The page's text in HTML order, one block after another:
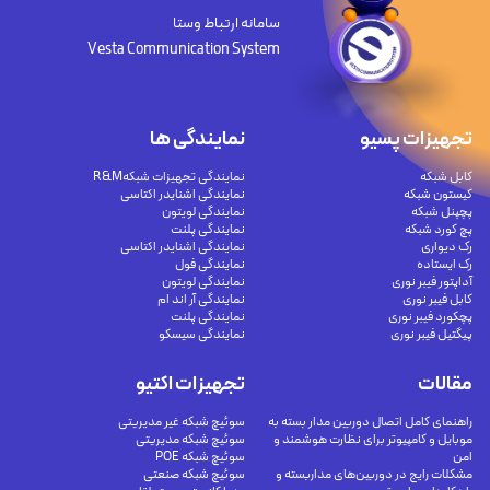
سامانه ارتباط وستا
Vesta Communication System
تجهیزات پسیو
کابل شبکه
کیستون شبکه
پچپنل شبکه
پچ کورد شبکه
رک دیواری
رک ایستاده
آداپتور فیبر نوری
کابل فیبر نوری
پچکورد فیبر نوری
پیگتیل فیبر نوری
تجهیزات اکتیو
سوئیچ شبکه غیر مدیریتی
سوئیچ شبکه مدیریتی
سوئیچ شبکه POE
سوئیچ شبکه صنعتی
نمایندگی ها
نمایندگی تجهیزات شبکهR&M
نمایندگی اشنایدر اکتاسی
نمایندگی لویتون
نمایندگی پلنت
نمایندگی اشنایدر اکتاسی
نمایندگی فول
نمایندگی لویتون
نمایندگی آر اند ام
نمایندگی پلنت
نمایندگی سیسکو
مقالات
راهنمای کامل اتصال دوربین مدار بسته به
موبایل و کامپیوتر برای نظارت هوشمند و
امن
مشکلات رایج در دوربین‌های مداربسته و